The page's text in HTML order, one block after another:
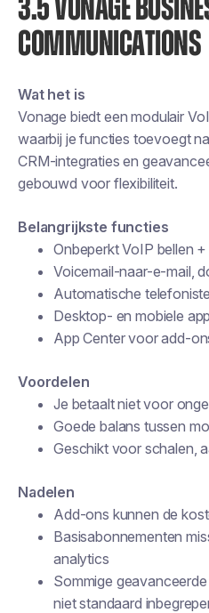
3.5 VONAGE
COMMUNICATIONS
Wat het is
Vonage biedt een modulair
waarbij je functies toevoegt
CRM-integraties en
gebouwd voor flexibiliteit.
Belangrijkste functies
Onbeperkt VoIP bellen
Voicemail-naar-e-mail,
Automatische
Desktop- en mobiele
App Center voor add-
Voordelen
Je betaalt niet voor
Goede balans tussen
Geschikt voor schalen,
Nadelen
Add-ons kunnen de
Basisabonnementen
analytics
Sommige
niet standaard